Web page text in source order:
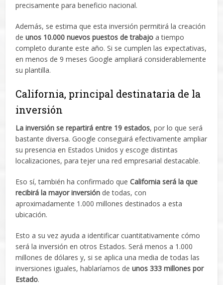
precisamente para beneficio nacional.
Además, se estima que esta inversión permitirá la creación
deunos 10.000 nuevos puestos de trabajoa tiempo
completo durante este año. Si se cumplen las expectativas,
en menos de 9 meses Google ampliará considerablemente
su plantilla.
California, principal destinataria de la
inversión
La inversión se repartirá entre 19 estados, por lo que será
bastante diversa. Google conseguirá efectivamente ampliar
su presencia en Estados Unidos y escoge distintas
localizaciones, para tejer una red empresarial destacable.
Eso sí, también ha confirmado queCalifornia será la que
recibirá la mayor inversión de todas, con
aproximadamente 1.000 millones destinados a esta
ubicación.
Esto a su vez ayuda a identificar cuantitativamente cómo
será la inversión en otros Estados. Será menos a 1.000
millones de dólares y, si se aplica una media de todas las
inversiones iguales, hablaríamos deunos 333 millones por
Estado.